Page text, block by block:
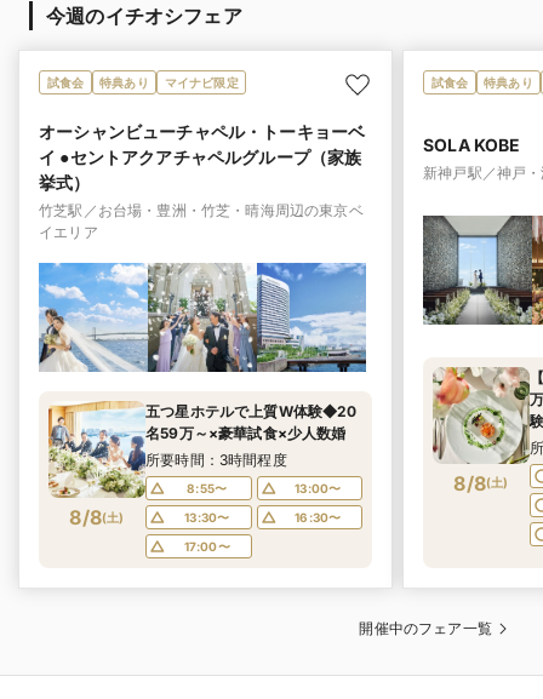
今週のイチオシフェア
試食会 特典あり マイナビ限定
オーシャンビューチャペル・トーキョーベ
イ ●セントアクアチャペルグループ（家族
挙式）
竹芝駅／お台場・豊洲・竹芝・晴海周辺の東京ベ
イエリア
8/8(土)
五つ星ホテルで上質W体験◆20
名59万～×豪華試食×少人数婚
所要時間：3時間程度
8:55〜
13:00〜
13:30〜
16:30〜
17:00〜
試食会 特典あり
SOLA KOBE
新神戸駅／神戸
8/8(土)
開催中のフェア一覧